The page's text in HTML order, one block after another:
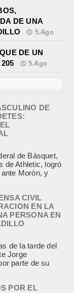
DE UNA
5.Ago
DE UN
5.Ago
DE
de Básquet,
de Athletic, logró
Morón, y
CIVIL
EN LA
PERSONA EN
de la tarde del
Jorge
parte de su
POR EL